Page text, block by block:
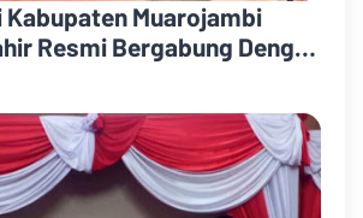
Kabupaten Muarojambi
Resmi Bergabung Dengan